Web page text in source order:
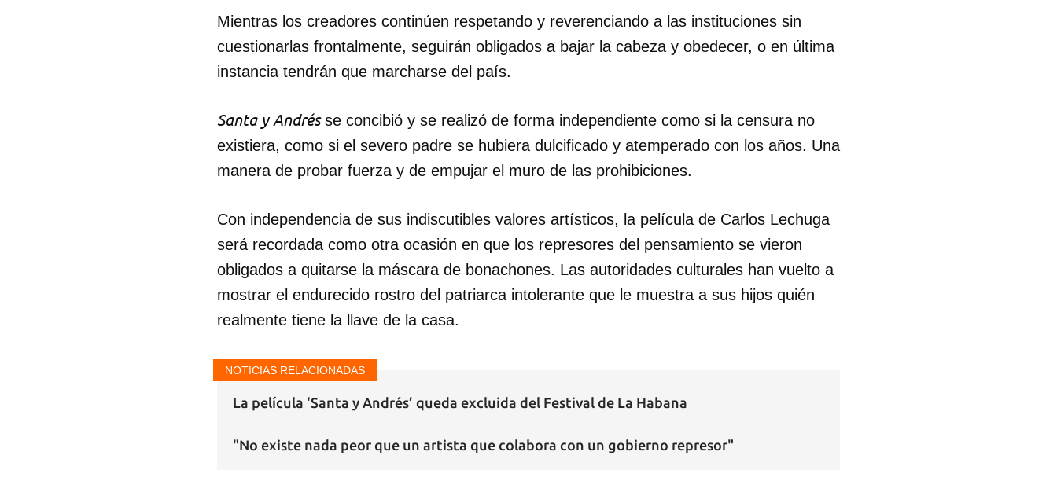
Guardar como favorito
cuenta de 14ymedio.
INICIAR SESIÓN CANCELAR
Mientras los creadores continúen respetando y reverenciando a las instituciones sin
cuestionarlas frontalmente, seguirán obligados a bajar la cabeza y obedecer, o en última
instancia tendrán que marcharse del país.
Santa y Andrésse concibió y se realizó de forma independiente como si la censura no
existiera, como si el severo padre se hubiera dulcificado y atemperado con los años. Una
manera de probar fuerza y de empujar el muro de las prohibiciones.
Con independencia de sus indiscutibles valores artísticos, la película de Carlos Lechuga
será recordada como otra ocasión en que los represores del pensamiento se vieron
obligados a quitarse la máscara de bonachones. Las autoridades culturales han vuelto a
mostrar el endurecido rostro del patriarca intolerante que le muestra a sus hijos quién
realmente tiene la llave de la casa.
NOTICIAS RELACIONADAS
La película ‘Santa y Andrés’ queda excluida del Festival de La Habana
"No existe nada peor que un artista que colabora con un gobierno represor"